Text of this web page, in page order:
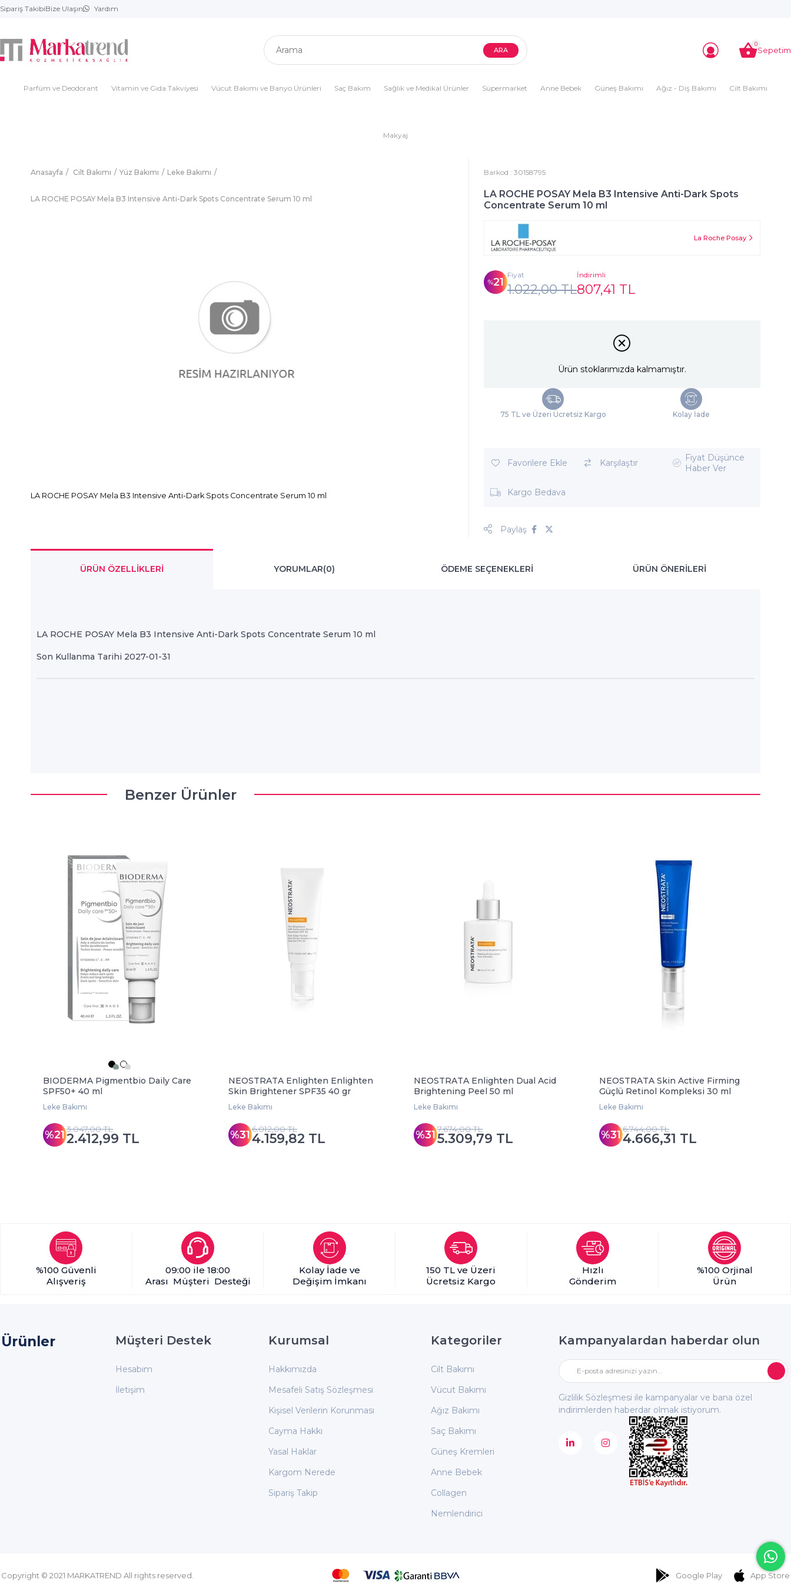
Sipariş TakibiBize Ulaşın Yardım
Sepetim
0
Parfüm ve Deodorant Vitamin ve Gıda Takviyesi Vücut Bakımı ve Banyo Ürünleri Saç Bakım Sağlık ve Medikal Ürünler Süpermarket Anne Bebek Güneş Bakımı Ağız - Diş Bakımı Cilt Bakımı
Makyaj
Anasayfa Cilt Bakımı Yüz Bakımı Leke Bakımı
LA ROCHE POSAY Mela B3 Intensive Anti-Dark Spots Concentrate Serum 10 ml
LA ROCHE POSAY Mela B3 Intensive Anti-Dark Spots Concentrate Serum 10 ml
Barkod : 30158795
LA ROCHE POSAY Mela B3 Intensive Anti-Dark Spots
Concentrate Serum 10 ml
La Roche Posay
21
Fiyat
1.022,00 TL
İndirimli
807,41 TL
Ürün stoklarımızda kalmamıştır.
75 TL ve Üzeri Ücretsiz Kargo Kolay İade
Favorilere Ekle Karşılaştır
Fiyat Düşünce
Haber Ver
Kargo Bedava
Paylaş
ÜRÜN ÖZELLIKLERI YORUMLAR(0) ÖDEME SEÇENEKLERI ÜRÜN ÖNERILERI
LA ROCHE POSAY Mela B3 Intensive Anti-Dark Spots Concentrate Serum 10 ml
Son Kullanma Tarihi 2027-01-31
Benzer Ürünler
BIODERMA Pigmentbio Daily Care
SPF50+ 40 ml
Leke Bakımı
%212.412,99 TL
3.047,00 TL
NEOSTRATA Enlighten Enlighten
Skin Brightener SPF35 40 gr
Leke Bakımı
%314.159,82 TL
6.012,00 TL
NEOSTRATA Enlighten Dual Acid
Brightening Peel 50 ml
Leke Bakımı
%315.309,79 TL
7.674,00 TL
NEOSTRATA Skin Active Firming
Güçlü Retinol Kompleksi 30 ml
Leke Bakımı
%314.666,31 TL
6.744,00 TL
%100 Güvenli
Alışveriş
09:00 ile 18:00
Arası Müşteri Desteği
Kolay İade ve
Değişim İmkanı
150 TL ve Üzeri
Ücretsiz Kargo
Hızlı
Gönderim
%100 Orjinal
Ürün
Ürünler Müşteri Destek
Hesabım
İletişim
Kurumsal
Hakkımızda
Mesafeli Satış Sözleşmesi
Kişisel Verilerin Korunması
Cayma Hakkı
Yasal Haklar
Kargom Nerede
Sipariş Takip
Kategoriler
Cilt Bakımı
Vücut Bakımı
Ağız Bakımı
Saç Bakımı
Güneş Kremleri
Anne Bebek
Collagen
Nemlendirici
Kampanyalardan haberdar olun
Gizlilik Sözleşmesi ile kampanyalar ve bana özel
indirimlerden haberdar olmak istiyorum.
Copyright © 2021 MARKATREND All rights reserved. Google Play App Store